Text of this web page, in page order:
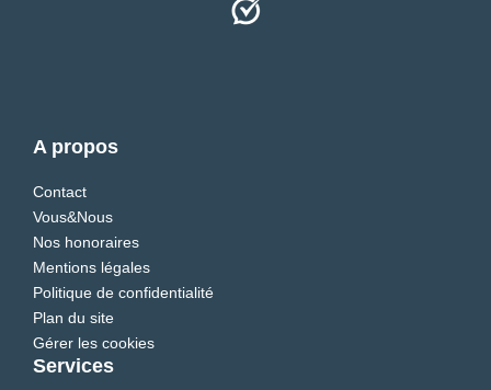
A propos
Contact
Vous&Nous
Nos honoraires
Mentions légales
Politique de confidentialité
Plan du site
Gérer les cookies
Services